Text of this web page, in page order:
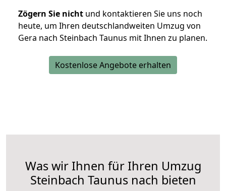
Zögern Sie nicht und kontaktieren Sie uns noch
heute, um Ihren deutschlandweiten Umzug von
Gera nach Steinbach Taunus mit Ihnen zu planen.
Kostenlose Angebote erhalten
Was wir Ihnen für Ihren Umzug
Steinbach Taunus nach bieten